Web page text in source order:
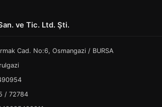
ve Tic. Ltd. Şti.
Cad. No:6, Osmangazi / BURSA
/ 72784